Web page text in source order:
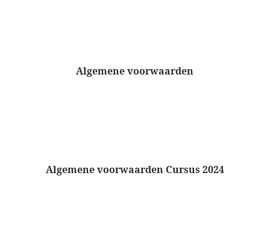
Algemene voorwaarden
Algemene voorwaarden Cursus 2024